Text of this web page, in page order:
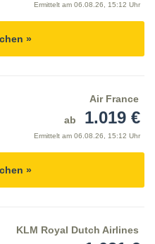
Ermittelt am 06.08.26, 15:12 Uhr
»
Air France
ab
1.019 €
Ermittelt am 06.08.26, 15:12 Uhr
»
KLM Royal Dutch Airlines